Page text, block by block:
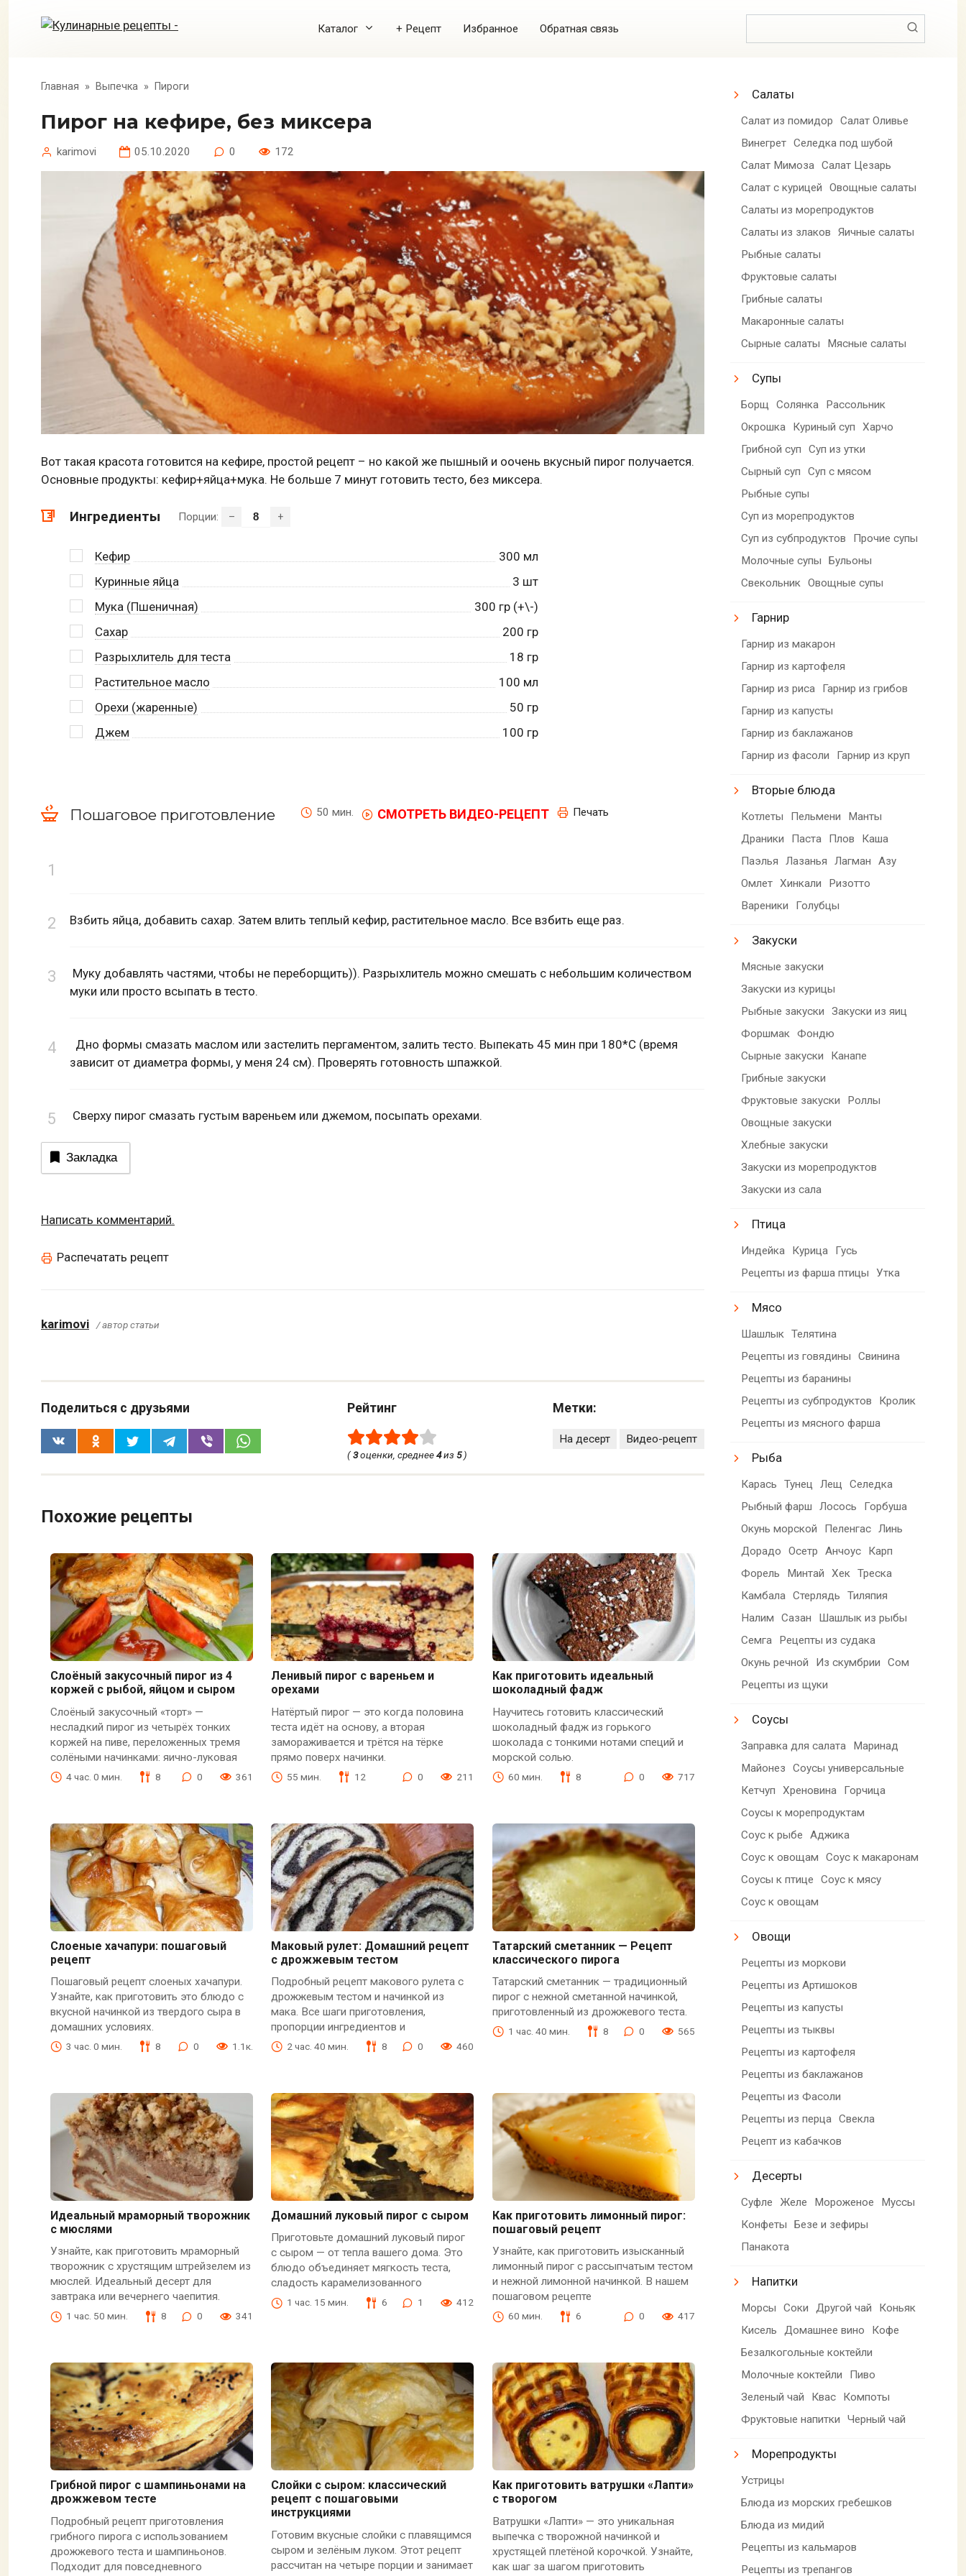
Каталог + Рецепт Избранное Обратная связь
Главная » Выпечка » Пироги
Пирог на кефире, без миксера
karimovi 05.10.2020 0 172
Вот такая красота готовится на кефире, простой рецепт – но какой же пышный и оочень вкусный пирог получается.
Основные продукты: кефир+яйца+мука. Не больше 7 минут готовить тесто, без миксера.
Ингредиенты Порции: – +
Кефир 300 мл
Куринные яйца
3 шт
Мука (Пшеничная)
300 гр (+\-)
Сахар
200 гр
Разрыхлитель для теста
18 гр
Растительное масло
100 мл
Орехи (жаренные)
50 гр
Джем
100 гр
Пошаговое приготовление 50 мин. СМОТРЕТЬ ВИДЕО-РЕЦЕПТ Печать
Взбить яйца, добавить сахар. Затем влить теплый кефир, растительное масло. Все взбить еще раз.
Муку добавлять частями, чтобы не переборщить)). Разрыхлитель можно смешать с небольшим количеством
муки или просто всыпать в тесто.
Дно формы смазать маслом или застелить пергаментом, залить тесто. Выпекать 45 мин при 180*С (время
зависит от диаметра формы, у меня 24 см). Проверять готовность шпажкой.
Сверху пирог смазать густым вареньем или джемом, посыпать орехами.
Закладка
Написать комментарий.
Распечатать рецепт
karimovi / автор статьи
Поделиться с друзьями Рейтинг
(3оценки, среднее4из5)
Метки:
На десерт Видео-рецепт
Похожие рецепты
Слоёный закусочный пирог из 4
коржей с рыбой, яйцом и сыром
Слоёный закусочный «торт» —
несладкий пирог из четырёх тонких
коржей на пиве, переложенных тремя
солёными начинками: яично-луковая
4 час. 0 мин. 8 0 361
Ленивый пирог с вареньем и
орехами
Натёртый пирог — это когда половина
теста идёт на основу, а вторая
замораживается и трётся на тёрке
прямо поверх начинки.
55 мин. 12 0 211
Как приготовить идеальный
шоколадный фадж
Научитесь готовить классический
шоколадный фадж из горького
шоколада с тонкими нотами специй и
морской солью.
60 мин. 8 0 717
Слоеные хачапури: пошаговый
рецепт
Пошаговый рецепт слоеных хачапури.
Узнайте, как приготовить это блюдо с
вкусной начинкой из твердого сыра в
домашних условиях.
3 час. 0 мин. 8 0 1.1к.
Маковый рулет: Домашний рецепт
с дрожжевым тестом
Подробный рецепт макового рулета с
дрожжевым тестом и начинкой из
мака. Все шаги приготовления,
пропорции ингредиентов и
2 час. 40 мин. 8 0 460
Татарский сметанник — Рецепт
классического пирога
Татарский сметанник — традиционный
пирог с нежной сметанной начинкой,
приготовленный из дрожжевого теста.
1 час. 40 мин. 8 0 565
Идеальный мраморный творожник
с мюслями
Узнайте, как приготовить мраморный
творожник с хрустящим штрейзелем из
мюслей. Идеальный десерт для
завтрака или вечернего чаепития.
1 час. 50 мин. 8 0 341
Домашний луковый пирог с сыром
Приготовьте домашний луковый пирог
с сыром — от тепла вашего дома. Это
блюдо объединяет мягкость теста,
сладость карамелизованного
1 час. 15 мин. 6 1 412
Как приготовить лимонный пирог:
пошаговый рецепт
Узнайте, как приготовить изысканный
лимонный пирог с рассыпчатым тестом
и нежной лимонной начинкой. В нашем
пошаговом рецепте
60 мин. 6 0 417
Грибной пирог с шампиньонами на
дрожжевом тесте
Подробный рецепт приготовления
грибного пирога с использованием
дрожжевого теста и шампиньонов.
Подходит для повседневного
Слойки с сыром: классический
рецепт с пошаговыми
инструкциями
Готовим вкусные слойки с плавящимся
сыром и зелёным луком. Этот рецепт
рассчитан на четыре порции и занимает
Как приготовить ватрушки «Лапти»
с творогом
Ватрушки «Лапти» — это уникальная
выпечка с творожной начинкой и
хрустящей плетёной корочкой. Узнайте,
как шаг за шагом приготовить
Салаты
Салат из помидор
Салат Оливье
Винегрет Селедка под шубой
Салат Мимоза Салат Цезарь
Салат с курицей
Овощные салаты
Салаты из морепродуктов
Салаты из злаков
Яичные салаты
Рыбные салаты
Фруктовые салаты
Грибные салаты
Макаронные салаты
Сырные салаты
Мясные салаты
Супы
Борщ Солянка
Рассольник
Окрошка
Куриный суп
Харчо
Грибной суп
Суп из утки
Сырный суп
Суп с мясом
Рыбные супы
Суп из морепродуктов
Суп из субпродуктов
Прочие супы
Молочные супы
Бульоны
Свекольник Овощные супы
Гарнир
Гарнир из макарон
Гарнир из картофеля
Гарнир из риса
Гарнир из грибов
Гарнир из капусты
Гарнир из баклажанов
Гарнир из фасоли
Гарнир из круп
Вторые блюда
Котлеты Пельмени
Манты
Драники
Паста Плов
Каша
Паэлья
Лазанья Лагман
Азу
Омлет Хинкали
Ризотто
Вареники
Голубцы
Закуски
Мясные закуски
Закуски из курицы
Рыбные закуски
Закуски из яиц
Форшмак Фондю
Сырные закуски
Канапе
Грибные закуски
Фруктовые закуски
Роллы
Овощные закуски
Хлебные закуски
Закуски из морепродуктов
Закуски из сала
Птица
Индейка Курица
Гусь
Рецепты из фарша птицы
Утка
Мясо
Шашлык Телятина
Рецепты из говядины
Свинина
Рецепты из баранины
Рецепты из субпродуктов
Кролик
Рецепты из мясного фарша
Рыба
Карась Тунец Лещ
Селедка
Рыбный фарш
Лосось
Горбуша
Окунь морской
Пеленгас Линь
Дорадо
Осетр Анчоус
Карп
Форель
Минтай Хек Треска
Камбала Стерлядь
Тиляпия
Налим
Сазан
Шашлык из рыбы
Семга
Рецепты из судака
Окунь речной
Из скумбрии
Сом
Рецепты из щуки
Соусы
Заправка для салата
Маринад
Майонез
Соусы универсальные
Кетчуп
Хреновина
Горчица
Соусы к морепродуктам
Соус к рыбе
Аджика
Соус к овощам
Соус к макаронам
Соусы к птице
Соус к мясу
Соус к овощам
Овощи
Рецепты из моркови
Рецепты из Артишоков
Рецепты из капусты
Рецепты из тыквы
Рецепты из картофеля
Рецепты из баклажанов
Рецепты из Фасоли
Рецепты из перца Свекла
Рецепт из кабачков
Десерты
Суфле Желе Мороженое
Муссы
Конфеты
Безе и зефиры
Панакота
Напитки
Морсы Соки Другой чай
Коньяк
Кисель
Домашнее вино
Кофе
Безалкогольные коктейли
Молочные коктейли
Пиво
Зеленый чай
Квас
Компоты
Фруктовые напитки
Черный чай
Морепродукты
Устрицы
Блюда из морских гребешков
Блюда из мидий
Рецепты из кальмаров
Рецепты из трепангов